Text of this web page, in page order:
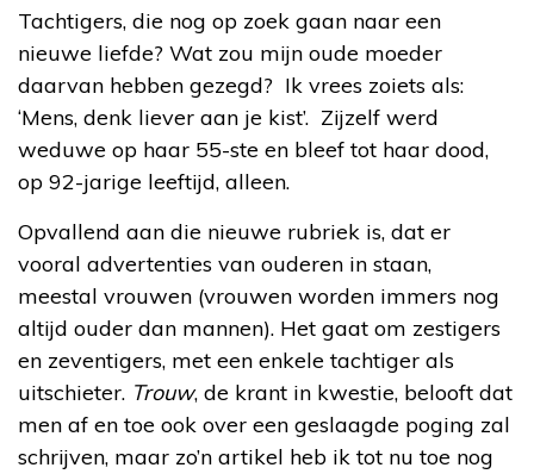
Tachtigers, die nog op zoek gaan naar een
nieuwe liefde? Wat zou mijn oude moeder
daarvan hebben gezegd? Ik vrees zoiets als:
‘Mens, denk liever aan je kist’. Zijzelf werd
weduwe op haar 55-ste en bleef tot haar dood,
op 92-jarige leeftijd, alleen.
Opvallend aan die nieuwe rubriek is, dat er
vooral advertenties van ouderen in staan,
meestal vrouwen (vrouwen worden immers nog
altijd ouder dan mannen). Het gaat om zestigers
en zeventigers, met een enkele tachtiger als
uitschieter. Trouw, de krant in kwestie, belooft dat
men af en toe ook over een geslaagde poging zal
schrijven, maar zo’n artikel heb ik tot nu toe nog